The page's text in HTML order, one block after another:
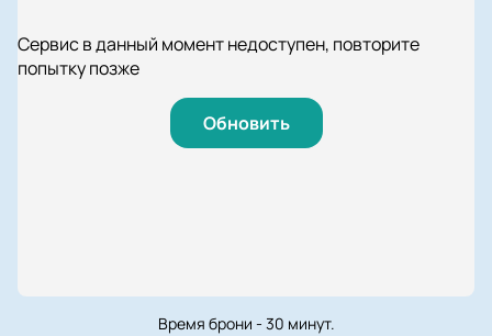
Сервис в данный момент недоступен, повторите
попытку позже
Обновить
Время брони - 30 минут.